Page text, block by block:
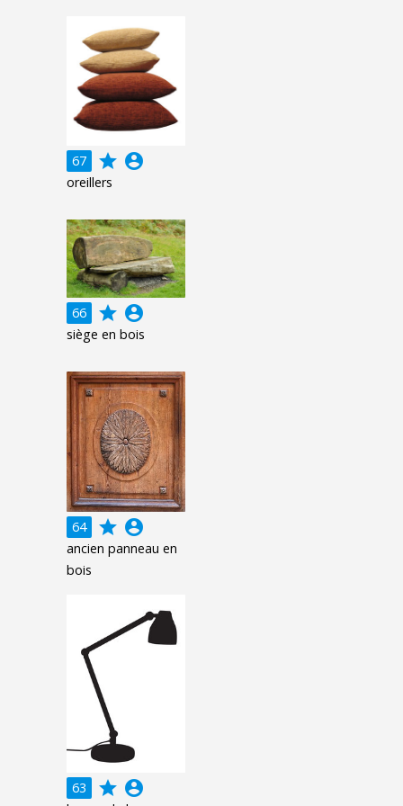
67 grade account_circle
oreillers
66 grade account_circle
siège en bois
64 grade account_circle
ancien panneau en
bois
63 grade account_circle